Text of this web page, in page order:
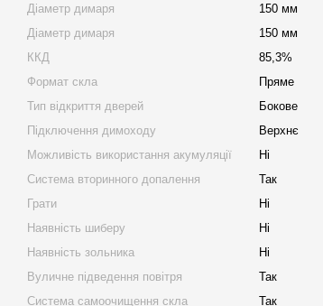
Діаметр димаря
150 мм
Діаметр димаря
150 мм
ККД
85,3%
Формат скла
Пряме
Тип відкриття дверей
Бокове
Підключення димоходу
Верхнє
Можливість використання акумуляції
Ні
Система вторинного допалення
Так
Грати
Ні
Наявність шиберу
Ні
Наявність зольника
Ні
Вуличне підведення повітря
Так
Система самоочищення скла
Так